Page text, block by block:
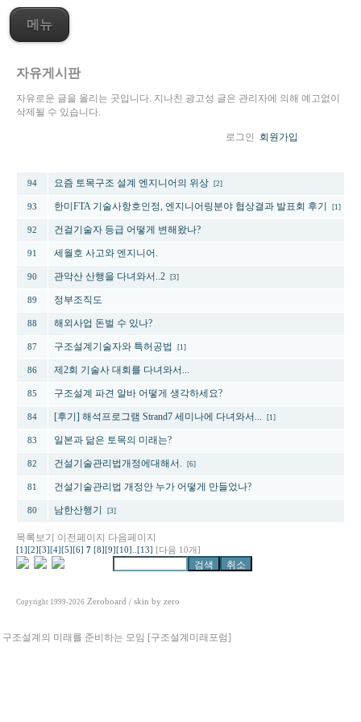
메뉴
자유게시판
자유로운 글을 올리는 곳입니다. 지나친 광고성 글은 관리자에 의해 예고없이
삭제될 수 있습니다.
로그인
회원가입
94 요즘 토목구조 설계 엔지니어의 위상 [2]
93 한미FTA 기술사항호인정, 엔지니어링분야 협상결과 발표회 후기 [1]
92 건걸기술자 등급 어떻게 변해왔나?
91 세월호 사고와 엔지니어.
90 관악산 산행을 다녀와서..2 [3]
89 정부조직도
88 해외사업 돈벌 수 있나?
87 구조설계기술자와 특허공법 [1]
86 제2회 기술사 대회를 다녀와서...
85 구조설계 파견 알바 어떻게 생각하세요?
84 [후기] 해석프로그램 Strand7 세미나에 다녀와서... [1]
83 일본과 닮은 토목의 미래는?
82 건설기술관리법개정에대해서. [6]
81 건설기술관리법 개정안 누가 어떻게 만들었나?
80 남한산행기 [3]
목록보기 이전페이지 다음페이지
[1] [2] [3] [4] [5] [6] 7 [8] [9] [10] [13] [다음 10개]
Copyright 1999-2026 Zeroboard / skin by zero
구조설계의 미래를 준비하는 모임 [구조설계미래포럼]